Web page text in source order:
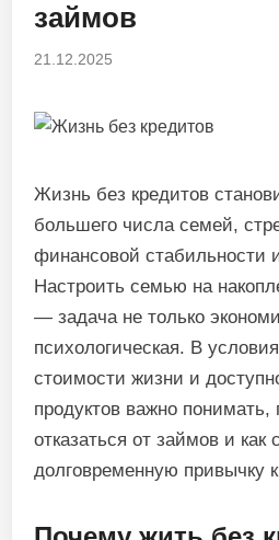
займов
21.12.2025
Жизнь без кредитов
большего числа семей,
финансовой стабильности
Настроить семью на
— задача не только
психологическая. В
стоимости жизни и
продуктов важно понимать,
отказаться от займов и
долговременную привычку